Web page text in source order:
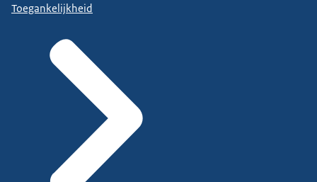
Toegankelijkheid